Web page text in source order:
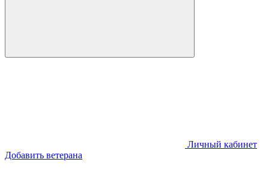
Личный кабинет
Добавить ветерана